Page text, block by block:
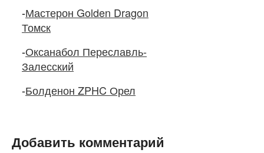
-Мастерон Golden Dragon
Томск
-Оксанабол Переславль-
Залесский
-Болденон ZPHC Орел
Добавить комментарий